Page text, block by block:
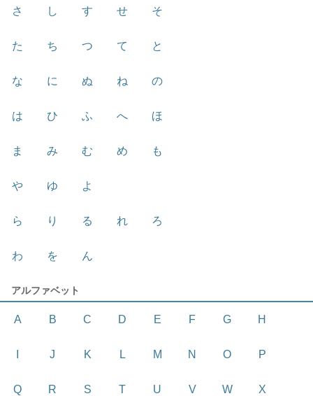
さ し す せ そ
た ち つ て と
な に ぬ ね の
は ひ ふ へ ほ
ま み む め も
や ゆ よ
ら り る れ ろ
わ を ん
アルファベット
A B C D E F G H
J K L M N O P
Q R S T U V W X